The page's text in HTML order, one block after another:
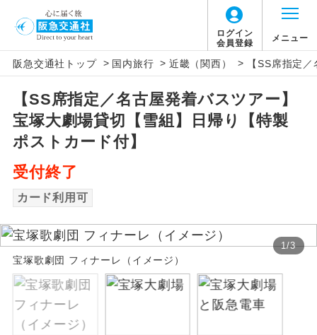
ログイン
会員登録
メニュー
阪急交通社トップ > 国内旅行 > 近畿（関西） > 【SS席指定
【SS席指定／名古屋発着バスツアー】
宝塚大劇場貸切【雪組】日帰り【特製
ポストカード付】
受付終了
カード利用可
1/3
宝塚歌劇団 フィナーレ（イメージ）
アイコン 説明
添乗員同行
往路出発空港（駅）から復路到着空港
（駅）まで同行します。
行
バスガイド乗
があります。
新コース 初登場のコースです。
世界遺産
ユネスコに登録されている文化遺産や自
然遺産を訪ねるコースです。